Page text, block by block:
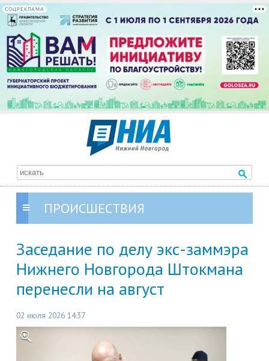
СОЦРЕКЛАМА
ПРОИСШЕСТВИЯ
Заседание по делу экс-заммэра
Нижнего Новгорода Штокмана
перенесли на август
02 июля 2026 14:37